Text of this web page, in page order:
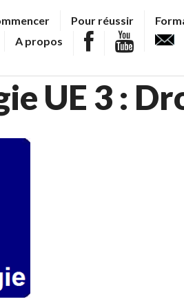
Pour réussir
A propos
UE 3 :